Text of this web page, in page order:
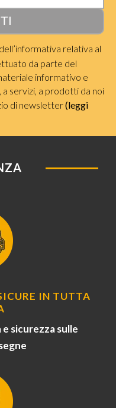
relativa al
da parte del
informativo e
servizi, a prodotti da noi
di newsletter(leggi
IN TUTTA
sicurezza sulle